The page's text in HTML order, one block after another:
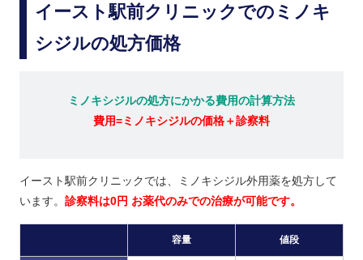
イースト駅前クリニックでのミノキ
シジルの処方価格
ミノキシジルの処方にかかる費用の計算方法
費用=ミノキシジルの価格＋診察料
イースト駅前クリニックでは、ミノキシジル外用薬を処方して
います。 診察料は0円 お薬代のみでの治療が可能です。
容量 値段